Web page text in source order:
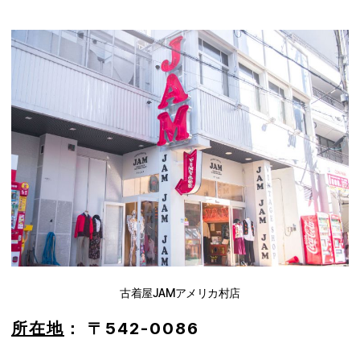
古着屋JAMアメリカ村店
所在地 ： 〒542-0086